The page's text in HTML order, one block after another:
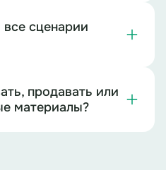
сценарии
продавать или
материалы?